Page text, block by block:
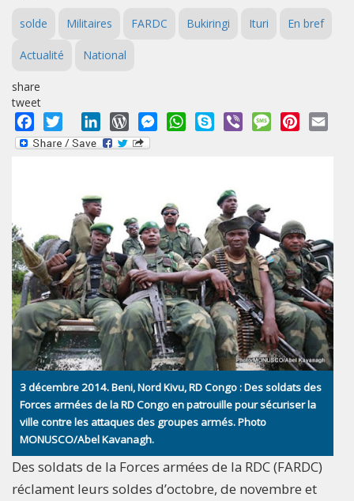
solde Militaires FARDC Bukiringi Ituri En bref
Actualité National
share
tweet
Facebook
Twitter LinkedInWordPressMessengerWhatsApp
Skype Viber MessagePinterest
3 décembre 2014. Beni, Nord Kivu, RD Congo : Des soldats des
Forces armées de la RD Congo en patrouille pour sécuriser la
ville contre les attaques des groupes armés. Photo
MONUSCO/Abel Kavanagh.
Des soldats de la Forces armées de la RDC (FARDC)
réclament leurs soldes d’octobre, de novembre et